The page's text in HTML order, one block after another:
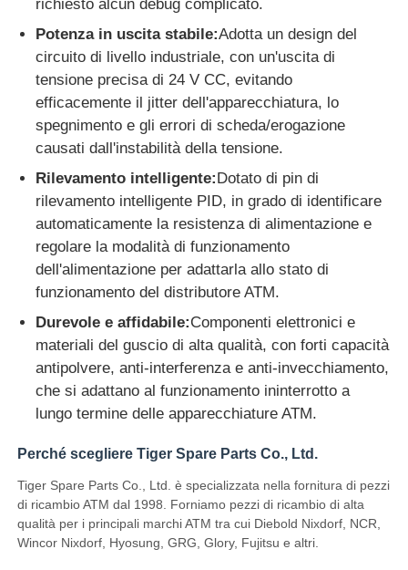
Diebold Parti ATM
Ricambi bancomat NCR
Parti di bancomat Hyosung
Ricambi bancomat Fujitsu
Componenti per bancomat Hitachi
Parti di BANCOMAT di GRG
Glory NMD Parti ATM
Parti per bancomat OKI
richiesto alcun debug complicato.
Potenza in uscita stabile:Adotta un design del
circuito di livello industriale, con un'uscita di
tensione precisa di 24 V CC, evitando
efficacemente il jitter dell'apparecchiatura, lo
spegnimento e gli errori di scheda/erogazione
causati dall'instabilità della tensione.
Rilevamento intelligente:Dotato di pin di
rilevamento intelligente PID, in grado di identificare
automaticamente la resistenza di alimentazione e
regolare la modalità di funzionamento
dell'alimentazione per adattarla allo stato di
funzionamento del distributore ATM.
Durevole e affidabile:Componenti elettronici e
materiali del guscio di alta qualità, con forti capacità
antipolvere, anti-interferenza e anti-invecchiamento,
che si adattano al funzionamento ininterrotto a
lungo termine delle apparecchiature ATM.
Perché scegliere Tiger Spare Parts Co., Ltd.
Tiger Spare Parts Co., Ltd. è specializzata nella fornitura di pezzi
di ricambio ATM dal 1998. Forniamo pezzi di ricambio di alta
qualità per i principali marchi ATM tra cui Diebold Nixdorf, NCR,
Wincor Nixdorf, Hyosung, GRG, Glory, Fujitsu e altri.